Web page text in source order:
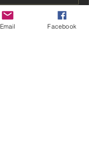
Email Facebook